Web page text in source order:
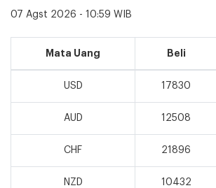
07 Agst 2026 - 10:59 WIB
Mata Uang Beli
USD 17830
AUD 12508
CHF 21896
NZD 10432